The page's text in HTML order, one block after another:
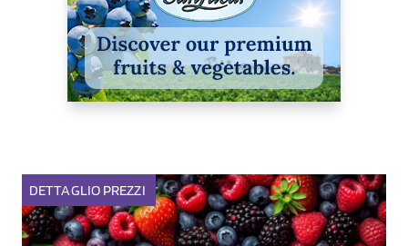
DETTAGLIO PREZZI